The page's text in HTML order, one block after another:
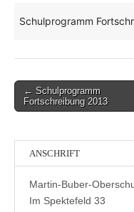
Schulprogramm
Post
navigation
← Schulprogramm
Fortschreibung 2013
ANSCHRIFT
Martin-Buber-
Im Spektefeld 33